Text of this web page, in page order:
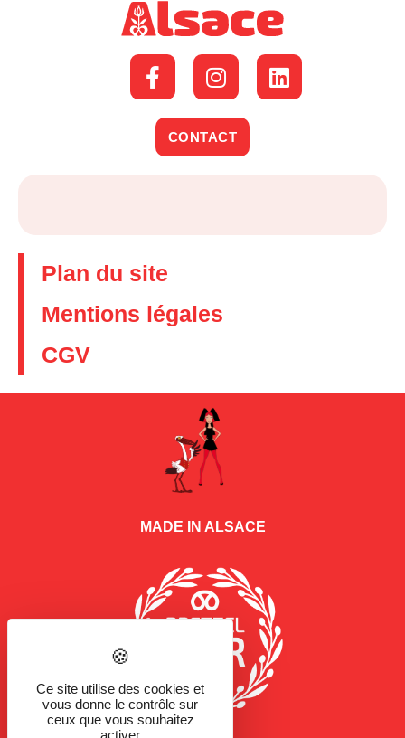
CONTACT
Plan du site
Mentions légales
CGV
MADE IN ALSACE
Ce site utilise des cookies et
vous donne le contrôle sur
ceux que vous souhaitez
activer